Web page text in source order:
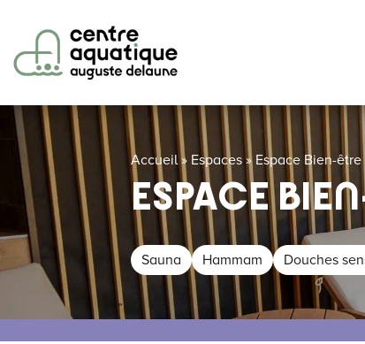
Accueil» Espaces » Espace Bien-être
ESPACE
Sauna Hammam Douches